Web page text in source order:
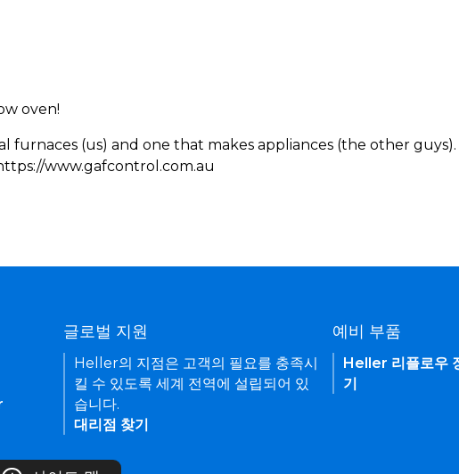
oven!
(us) and one that makes appliances (the other
www.gafcontrol.com.au
글로벌 지원
Heller의 지점은 고객의 필요를 충족시
킬 수 있도록 세계 전역에 설립되어 있
습니다.
대리점 찾기
예비 부품
Heller 리플로우
기